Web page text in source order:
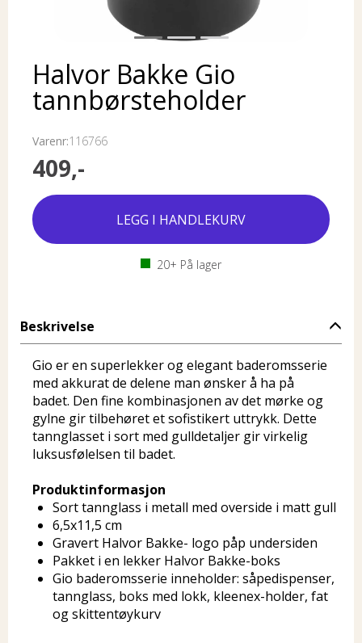
Halvor Bakke Gio
tannbørsteholder
Varenr:116766
409,-
20+ På lager
Beskrivelse
Gio er en superlekker og elegant baderomsserie
med akkurat de delene man ønsker å ha på
badet. Den fine kombinasjonen av det mørke og
gylne gir tilbehøret et sofistikert uttrykk. Dette
tannglasset i sort med gulldetaljer gir virkelig
luksusfølelsen til badet.
Produktinformasjon
Sort tannglass i metall med overside i matt gull
6,5x11,5 cm
Gravert Halvor Bakke- logo påp undersiden
Pakket i en lekker Halvor Bakke-boks
Gio baderomsserie inneholder: såpedispenser,
tannglass, boks med lokk, kleenex-holder, fat
og skittentøykurv